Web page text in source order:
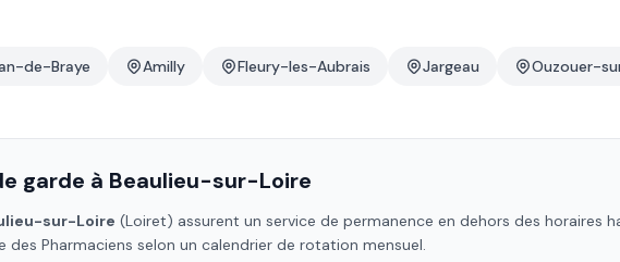
de-Braye Amilly Fleury-les-Aubrais Jargeau Ouzouer-
garde à Beaulieu-sur-Loire
sur-Loire (Loiret) assurent un service de permanence en dehors des horaires
des Pharmaciens selon un calendrier de rotation mensuel.